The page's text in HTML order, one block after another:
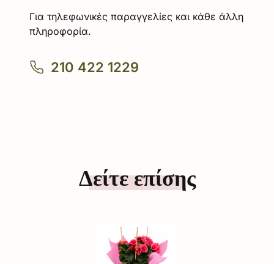
Για τηλεφωνικές παραγγελίες και κάθε άλλη
πληροφορία.
210 422 1229
Δείτε επίσης